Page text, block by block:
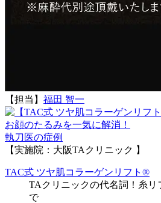
【担当】 福田 智一
執刀医の症例
【実施院：大阪TAクリニック 】
TAC式 ツヤ肌コラーゲンリフト®
TAクリニックの代名詞！糸リ
で